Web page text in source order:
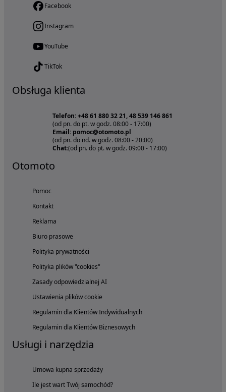
Facebook
Instagram
YouTube
TikTok
Obsługa klienta
Telefon: +48 61 880 32 21, 48 539 146 861
(od pn. do pt. w godz. 08:00 - 17:00)
Email: pomoc@otomoto.pl
(od pn. do nd. w godz. 08:00 - 20:00)
Chat:(od pn. do pt. w godz. 09:00 - 17:00)
Otomoto
Pomoc
Kontakt
Reklama
Biuro prasowe
Polityka prywatności
Polityka plików "cookies"
Zasady odpowiedzialnej AI
Ustawienia plików cookie
Regulamin dla Klientów Indywidualnych
Regulamin dla Klientów Biznesowych
Usługi i narzędzia
Umowa kupna sprzedaży
Ile jest wart Twój samochód?